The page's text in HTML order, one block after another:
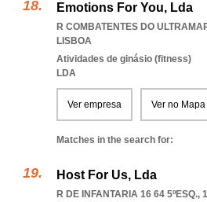
Emotions For You, Lda
R COMBATENTES DO
LISBOA
Atividades de ginásio (fitness)
LDA
Ver empresa Ver no Mapa
Matches in the search for:
Host For Us, Lda
R DE INFANTARIA 16 64 5ºESQ.,